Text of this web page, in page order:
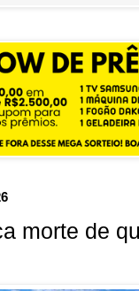
morte de